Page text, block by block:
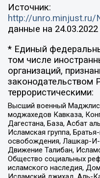
Источник:
http://unro.minjust.ru/
данные на 24.03.2022
* Единый
том числе
организаций,
законодательством
террористическими:
Высший военный
моджахедов Кавказа,
Дагестана, База, Асбат
Исламская группа,
освобождения, Лашкар-И-
Движение Талибан,
Общество социальных
исламского наследия,